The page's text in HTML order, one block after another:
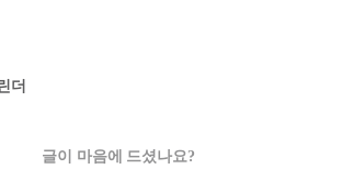
더
글이 마음에 드셨나요?